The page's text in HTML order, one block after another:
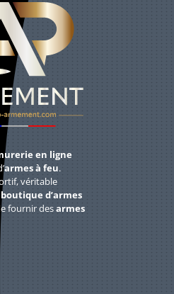
en ligne
armes à feu.
véritable
boutique d’armes
fournir desarmes